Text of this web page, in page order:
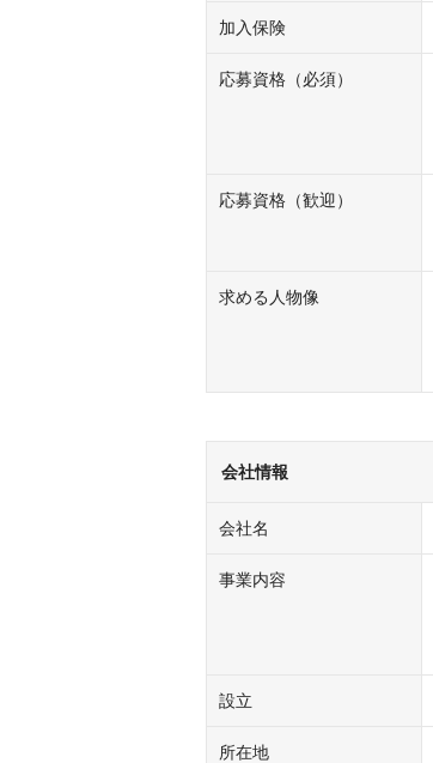
加入保険
応募資格（必須）
応募資格（歓迎）
求める人物像
会社情報
会社名
事業内容
設立
所在地